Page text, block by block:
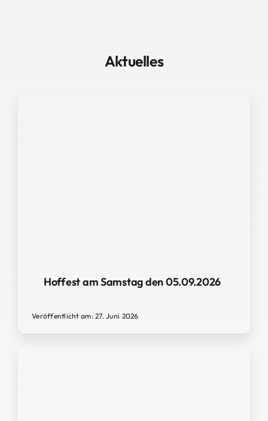
Aktuelles
Hoffest am Samstag den 05.09.2026
Veröffentlicht am: 27. Juni 2026